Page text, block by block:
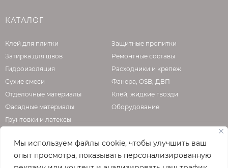
Мы используем файлы cookie, чтобы улучшить ваш
опыт просмотра, показывать персонализированную
КАТАЛОГ
Клей для плитки
Затирка для швов
Гидроизоляция
Сухие смеси
Отделочные материалы
Фасадные материалы
Грунтовки и латексы
Защитные пропитки
Ремонтные составы
Расходники и крепеж
Фанера, OSB, ДВП
Клей, жидкие гвозди
Оборудование
О КОМПАНИИ